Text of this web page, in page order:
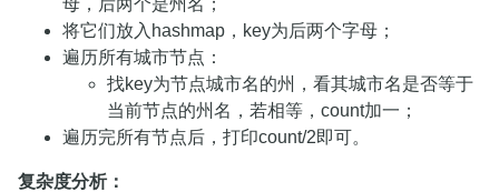
将它们放入hashmap，key为后两个字母；
遍历所有城市节点：
找key为节点城市名的州，看其城市名是否等于
当前节点的州名，若相等，count加一；
遍历完所有节点后，打印count/2即可。
复杂度分析：